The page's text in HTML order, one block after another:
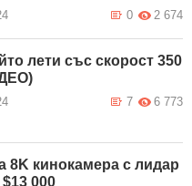
2 674
0
лети със скорост 350
6 773
7
8K кинокамера с лидар
000